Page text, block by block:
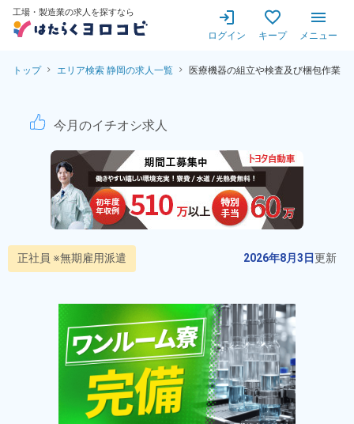
工場・製造業の求人を探すなら
ログイン キープ メニュー
トップ エリア検索 静岡の求人一覧 医療機器の組立や検査及び梱包作業
医療機器の組立・検査・梱
今月のイチオシ求人
正社員 ※無期雇用派遣 2026年8月3日更新